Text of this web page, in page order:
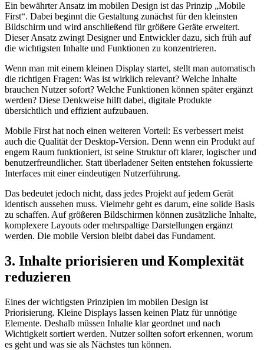
Ein bewährter Ansatz im mobilen Design ist das Prinzip „Mobile
First“. Dabei beginnt die Gestaltung zunächst für den kleinsten
Bildschirm und wird anschließend für größere Geräte erweitert.
Dieser Ansatz zwingt Designer und Entwickler dazu, sich früh auf
die wichtigsten Inhalte und Funktionen zu konzentrieren.
Wenn man mit einem kleinen Display startet, stellt man automatisch
die richtigen Fragen: Was ist wirklich relevant? Welche Inhalte
brauchen Nutzer sofort? Welche Funktionen können später ergänzt
werden? Diese Denkweise hilft dabei, digitale Produkte
übersichtlich und effizient aufzubauen.
Mobile First hat noch einen weiteren Vorteil: Es verbessert meist
auch die Qualität der Desktop-Version. Denn wenn ein Produkt auf
engem Raum funktioniert, ist seine Struktur oft klarer, logischer und
benutzerfreundlicher. Statt überladener Seiten entstehen fokussierte
Interfaces mit einer eindeutigen Nutzerführung.
Das bedeutet jedoch nicht, dass jedes Projekt auf jedem Gerät
identisch aussehen muss. Vielmehr geht es darum, eine solide Basis
zu schaffen. Auf größeren Bildschirmen können zusätzliche Inhalte,
komplexere Layouts oder mehrspaltige Darstellungen ergänzt
werden. Die mobile Version bleibt dabei das Fundament.
3. Inhalte priorisieren und Komplexität
reduzieren
Eines der wichtigsten Prinzipien im mobilen Design ist
Priorisierung. Kleine Displays lassen keinen Platz für unnötige
Elemente. Deshalb müssen Inhalte klar geordnet und nach
Wichtigkeit sortiert werden. Nutzer sollten sofort erkennen, worum
es geht und was sie als Nächstes tun können.